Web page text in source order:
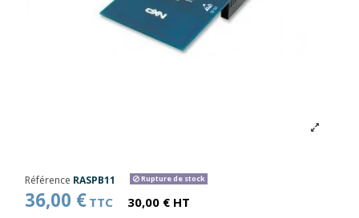
Référence RASPB11 Rupture de stock
36,00 € TTC 30,00 € HT